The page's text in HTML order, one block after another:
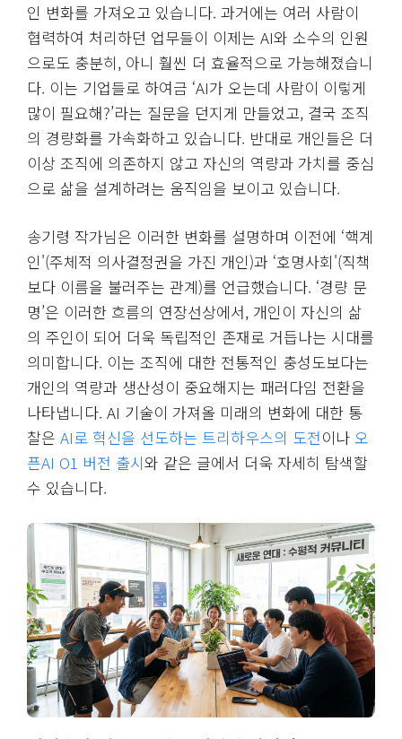
인 변화를 가져오고 있습니다. 과거에는 여러 사람이
협력하여 처리하던 업무들이 이제는 AI와 소수의 인원
으로도 충분히, 아니 훨씬 더 효율적으로 가능해졌습니
다. 이는 기업들로 하여금 ‘AI가 오는데 사람이 이렇게
많이 필요해?’라는 질문을 던지게 만들었고, 결국 조직
의 경량화를 가속화하고 있습니다. 반대로 개인들은 더
이상 조직에 의존하지 않고 자신의 역량과 가치를 중심
으로 삶을 설계하려는 움직임을 보이고 있습니다.
송기령 작가님은 이러한 변화를 설명하며 이전에 ‘핵계
인'(주체적 의사결정권을 가진 개인)과 ‘호명사회'(직책
보다 이름을 불러주는 관계)를 언급했습니다. ‘경량 문
명’은 이러한 흐름의 연장선상에서, 개인이 자신의 삶
의 주인이 되어 더욱 독립적인 존재로 거듭나는 시대를
의미합니다. 이는 조직에 대한 전통적인 충성도보다는
개인의 역량과 생산성이 중요해지는 패러다임 전환을
나타냅니다. AI 기술이 가져올 미래의 변화에 대한 통
찰은 AI로 혁신을 선도하는 트리하우스의 도전이나 오
픈AI O1 버전 출시와 같은 글에서 더욱 자세히 탐색할
수 있습니다.